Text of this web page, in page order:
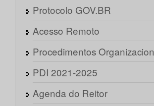
Protocolo GOV.BR
Acesso Remoto
Procedimentos
PDI 2021-2025
Agenda do Reitor